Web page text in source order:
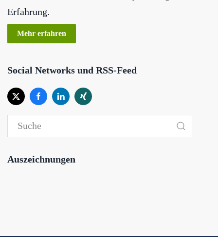
Erfahrung.
Mehr erfahren
Social Networks und RSS-Feed
Auszeichnungen